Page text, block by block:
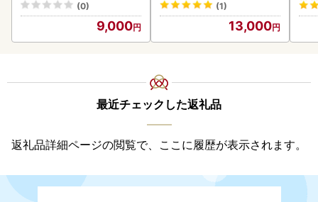
(0)
9,000
(1)
13,000
最近チェックした返礼品
返礼品詳細ページの閲覧で、ここに履歴が表示されます。